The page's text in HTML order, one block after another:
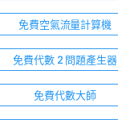
免費空氣流量計算機
免費代數 2 問題產生器
免費代數大師